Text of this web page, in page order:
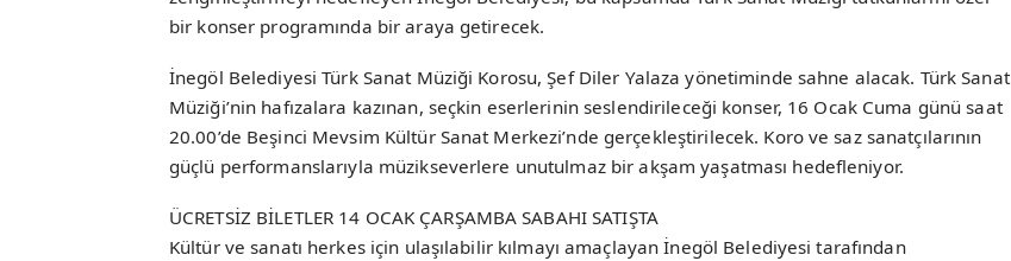
bir konser programında bir araya getirecek.
İnegöl Belediyesi Türk Sanat Müziği Korosu, Şef Diler Yalaza yönetiminde sahne alacak. Türk Sanat
Müziği’nin hafızalara kazınan, seçkin eserlerinin seslendirileceği konser, 16 Ocak Cuma günü saat
20.00’de Beşinci Mevsim Kültür Sanat Merkezi’nde gerçekleştirilecek. Koro ve saz sanatçılarının
güçlü performanslarıyla müzikseverlere unutulmaz bir akşam yaşatması hedefleniyor.
ÜCRETSİZ BİLETLER 14 OCAK ÇARŞAMBA SABAHI SATIŞTA
Kültür ve sanatı herkes için ulaşılabilir kılmayı amaçlayan İnegöl Belediyesi tarafından